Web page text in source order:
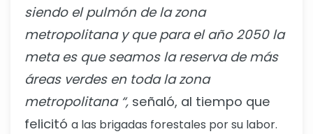
siendo el pulmón de la zona
metropolitana y que para el año 2050 la
meta es que seamos la reserva de más
áreas verdes en toda la zona
metropolitana “, señaló, al tiempo que
felicitó a las brigadas forestales por su labor.